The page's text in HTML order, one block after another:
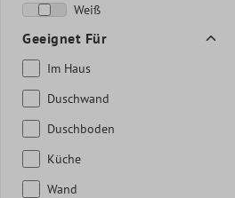
Weiß
Geeignet Für
Im Haus
Duschwand
Duschboden
Küche
Wand